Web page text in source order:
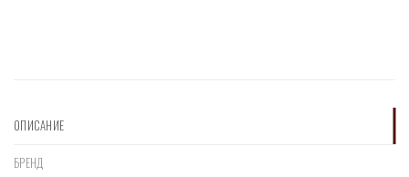
ОПИСАНИЕ
БРЕНД